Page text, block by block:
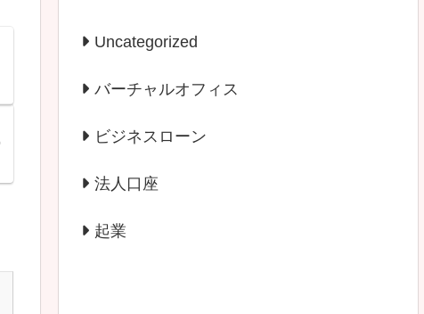
Uncategorized
バーチャルオフィス
ビジネスローン
法人口座
起業